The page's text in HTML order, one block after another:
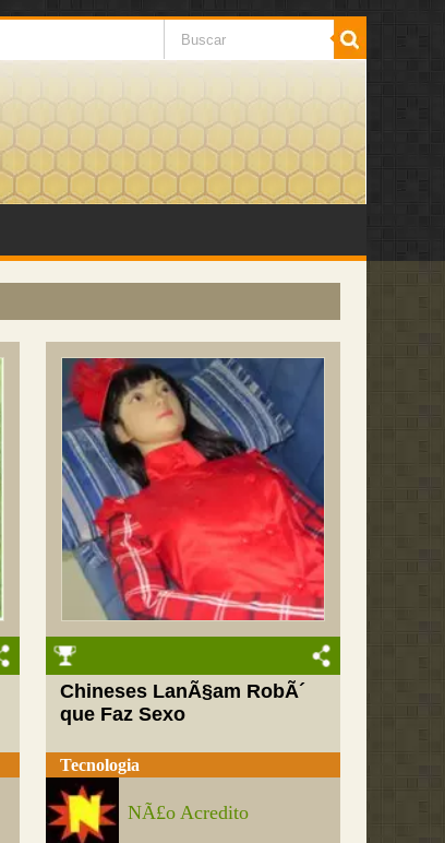
Chineses LanÃ§am RobÃ´
que Faz Sexo
Tecnologia
NÃ£o Acredito